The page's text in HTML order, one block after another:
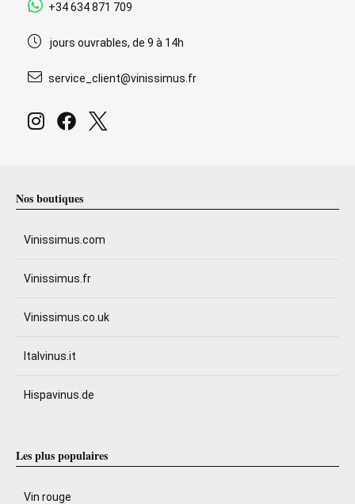
+34 634 871 709
jours ouvrables, de 9 à 14h
service_client@vinissimus.fr
Nos boutiques
Vinissimus.com
Vinissimus.fr
Vinissimus.co.uk
Italvinus.it
Hispavinus.de
Les plus populaires
Vin rouge